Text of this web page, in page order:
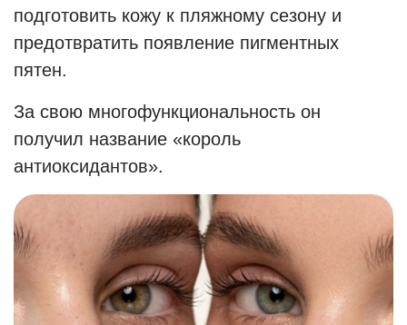
подготовить кожу к пляжному сезону и
предотвратить появление пигментных
пятен.
За свою многофункциональность он
получил название «король
антиоксидантов».